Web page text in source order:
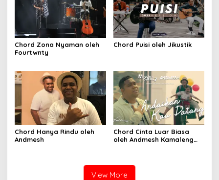
Chord Zona Nyaman oleh
Fourtwnty
Chord Puisi oleh Jikustik
Chord Hanya Rindu oleh
Andmesh
Chord Cinta Luar Biasa
oleh Andmesh Kamaleng
View More